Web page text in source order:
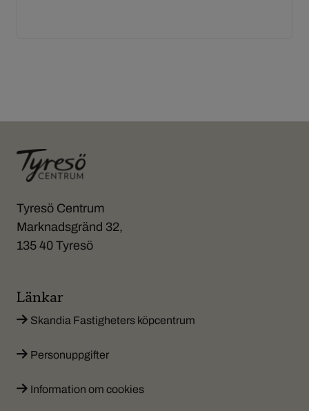
Tyresö Centrum
Marknadsgränd 32,
135 40 Tyresö
Länkar
Skandia Fastigheters köpcentrum
Personuppgifter
Information om cookies